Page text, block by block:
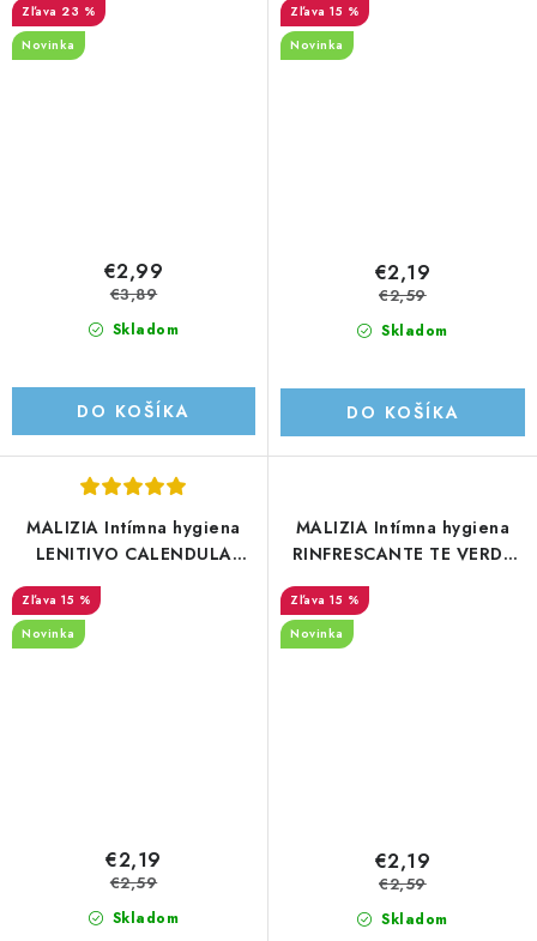
23 %
Novinka
Skladom
€2,99
€3,89
DO KOŠÍKA
15 %
Novinka
Skladom
€2,19
€2,59
DO KOŠÍKA
MALIZIA Intímna hygiena
LENITIVO CALENDULA
15 %
Novinka
Skladom
€2,19
€2,59
MALIZIA Intímna hygiena
RINFRESCANTE TE VERDE
15 %
Novinka
Skladom
€2,19
€2,59